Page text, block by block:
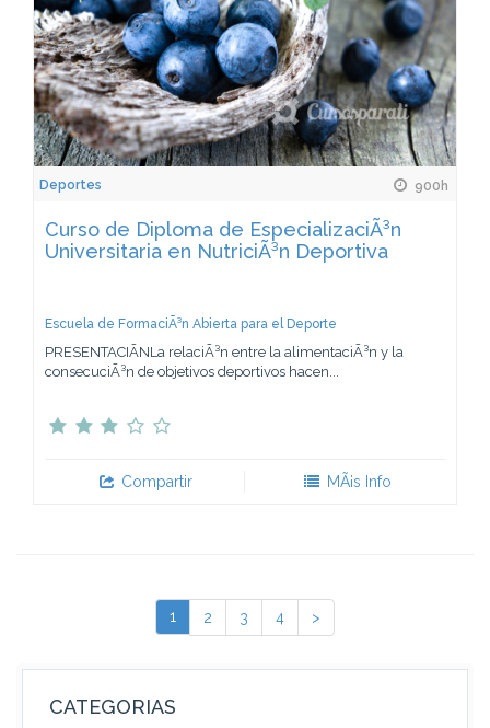
Deportes 900h
Curso de Diploma de EspecializaciÃ³n
Universitaria en NutriciÃ³n Deportiva
Escuela de FormaciÃ³n Abierta para el Deporte
PRESENTACIÃNLa relaciÃ³n entre la alimentaciÃ³n y la
consecuciÃ³n de objetivos deportivos hacen...
Compartir MÃ¡s Info
1 2 3 4 >
CATEGORIAS